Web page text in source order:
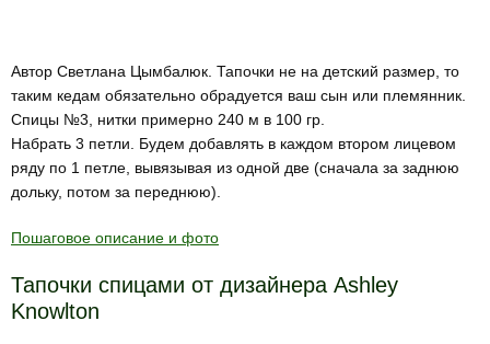
Автор Светлана Цымбалюк. Тапочки не на детский размер, то
таким кедам обязательно обрадуется ваш сын или племянник.
Спицы №3, нитки примерно 240 м в 100 гр.
Набрать 3 петли. Будем добавлять в каждом втором лицевом
ряду по 1 петле, вывязывая из одной две (сначала за заднюю
дольку, потом за переднюю).
Пошаговое описание и фото
Тапочки спицами от дизайнера Ashley
Knowlton